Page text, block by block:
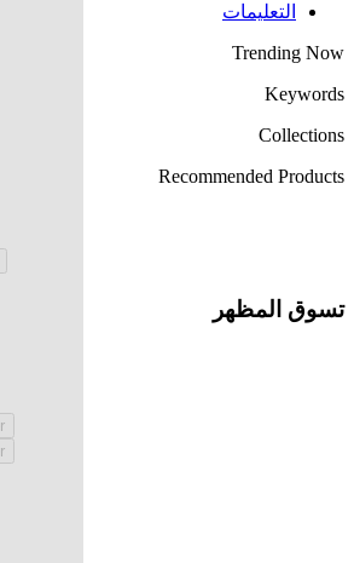
التعليمات
Trending Now
Keywords
Collections
Recommended Products
تسوق المظهر